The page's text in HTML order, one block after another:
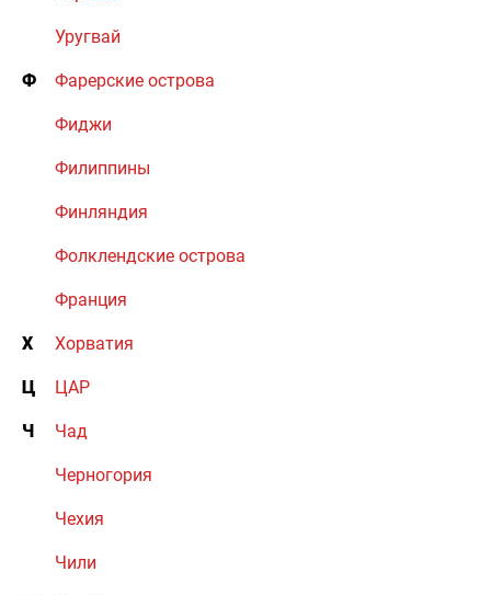
Уругвай
Ф Фарерские острова
Фиджи
Филиппины
Финляндия
Фолклендские острова
Франция
Х Хорватия
Ц ЦАР
Ч Чад
Черногория
Чехия
Чили